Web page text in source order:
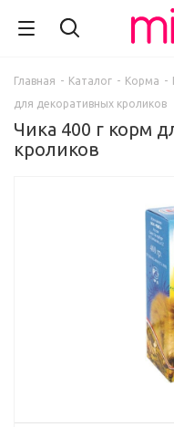
Главная - Каталог - Корма -
для декоративных кроликов
Чика 400 г корм
кроликов